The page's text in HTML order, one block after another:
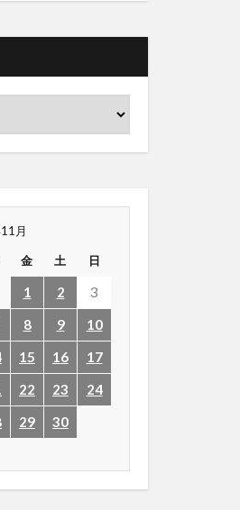
月
金 土 日
1 2
3
8 9
10
15 16
17
22 23
24
29
30